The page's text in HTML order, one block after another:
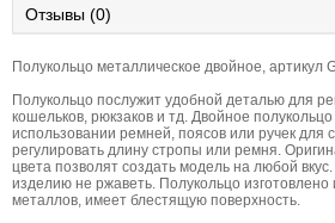
Отзывы (0)
Полукольцо металлическое двойное, артикул
Полукольцо послужит удобной деталью для
кошельков, рюкзаков и тд. Двойное
использовании ремней, поясов или ручек для
регулировать длину стропы или ремня.
цвета позволят создать модель на любой
изделию не ржаветь. Полукольцо изготовлено
металлов, имеет блестящую поверхность.